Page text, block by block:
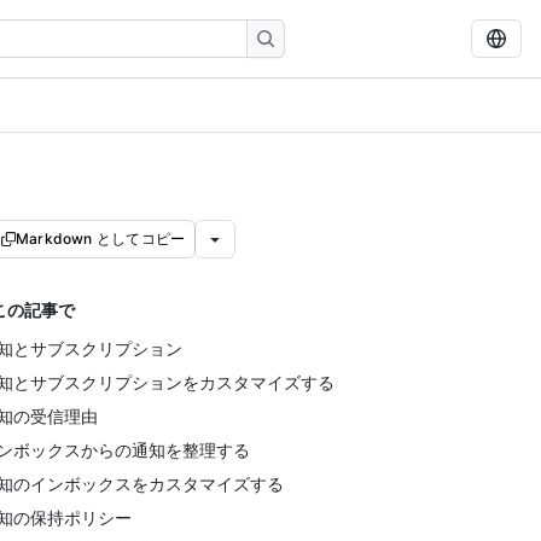
Markdown としてコピー
の記事で
とサブスクリプション
とサブスクリプションをカスタマイズする
の受信理由
ボックスからの通知を整理する
のインボックスをカスタマイズする
の保持ポリシー